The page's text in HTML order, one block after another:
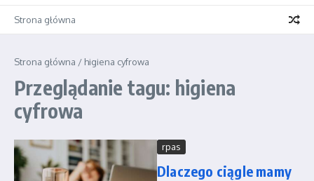
Strona główna
Strona główna / higiena cyfrowa
Przeglądanie tagu: higiena
cyfrowa
rpas
Dlaczego ciągle mamy